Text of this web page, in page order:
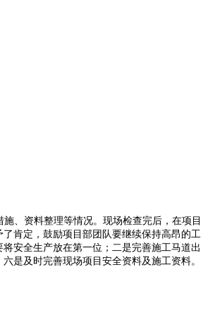
、资料整理等情况。现场检查完后，在项目
肯定，鼓励项目部团队要继续保持高昂的工
安全生产放在第一位；二是完善施工马道出
是及时完善现场项目安全资料及施工资料。